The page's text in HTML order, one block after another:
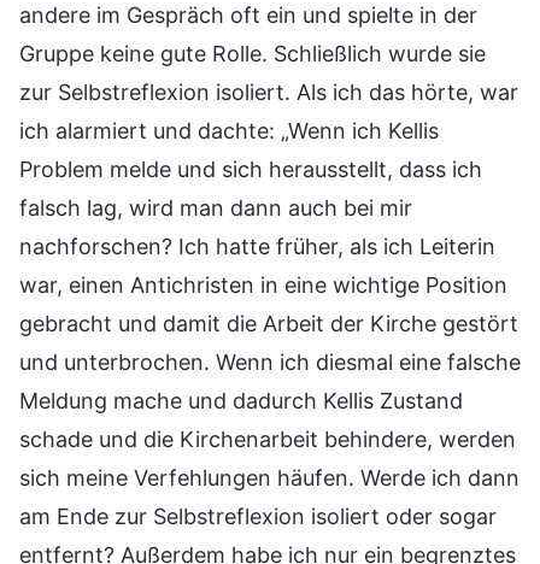
andere im Gespräch oft ein und spielte in der
Gruppe keine gute Rolle. Schließlich wurde sie
zur Selbstreflexion isoliert. Als ich das hörte, war
ich alarmiert und dachte: „Wenn ich Kellis
Problem melde und sich herausstellt, dass ich
falsch lag, wird man dann auch bei mir
nachforschen? Ich hatte früher, als ich Leiterin
war, einen Antichristen in eine wichtige Position
gebracht und damit die Arbeit der Kirche gestört
und unterbrochen. Wenn ich diesmal eine falsche
Meldung mache und dadurch Kellis Zustand
schade und die Kirchenarbeit behindere, werden
sich meine Verfehlungen häufen. Werde ich dann
am Ende zur Selbstreflexion isoliert oder sogar
entfernt? Außerdem habe ich nur ein begrenztes